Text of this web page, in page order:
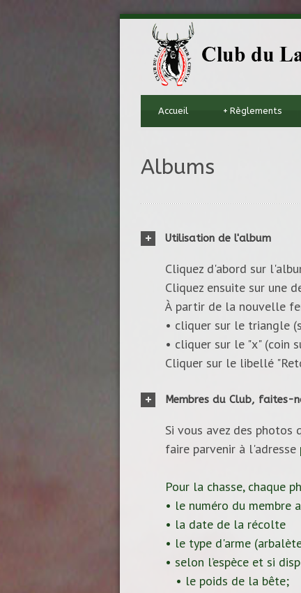
Accueil Règlements
+
Albums
Utilisation de l'album
Cliquez d'abord sur
Cliquez ensuite sur une
À partir de la nouvelle
• cliquer sur le triangle
• cliquer sur le "x" (coin
Cliquer sur le libellé
Membres du Club, faites-
Si vous avez des photos
faire parvenir à l'adresse
Pour la chasse, chaque
• le numéro du membre
• la date de la récolte
• le type d'arme
• selon l’espèce et si
• le poids de la bête;